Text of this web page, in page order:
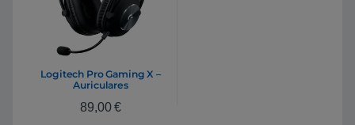
Logitech Pro Gaming X –
Auriculares
89,00€